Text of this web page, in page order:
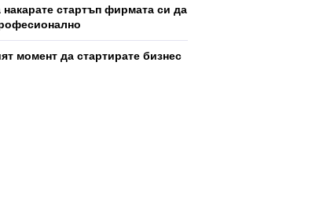
накарате стартъп фирмата си да
момент да стартирате бизнес